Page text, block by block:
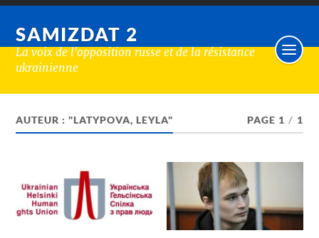
SAMIZDAT 2
La voix de l'opposition russe et de la résistance
ukrainienne
AUTEUR : "LATYPOVA, LEYLA" PAGE 1 / 1